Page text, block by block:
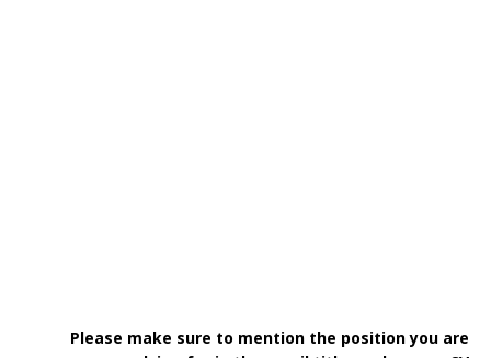
Please make sure to mention the position you are